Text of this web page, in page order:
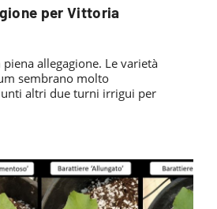
per Vittoria
allegagione. Le varietà
sembrano molto
altri due turni irrigui per